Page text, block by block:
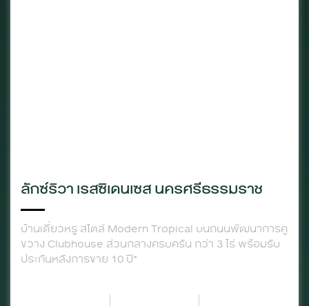
ลักซ์ริวา เรสซิเดนเซส นครศรีธรรมราช
บ้านเดี่ยวหรู สไตล์ Modern Tropical บนถนนพัฒนาการคู
ขวาง Clubhouse ส่วนกลางครบครัน กว่า 3 ไร่ พร้อมรับ
ประกันหลังการขาย 10 ปี*